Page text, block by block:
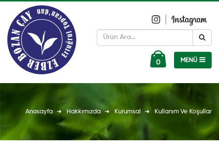
0
Anasayfa Hakkımızda Kurumsal Kullanım Ve Koşullar